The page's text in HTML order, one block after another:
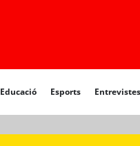
Educació Esports Entrevistes